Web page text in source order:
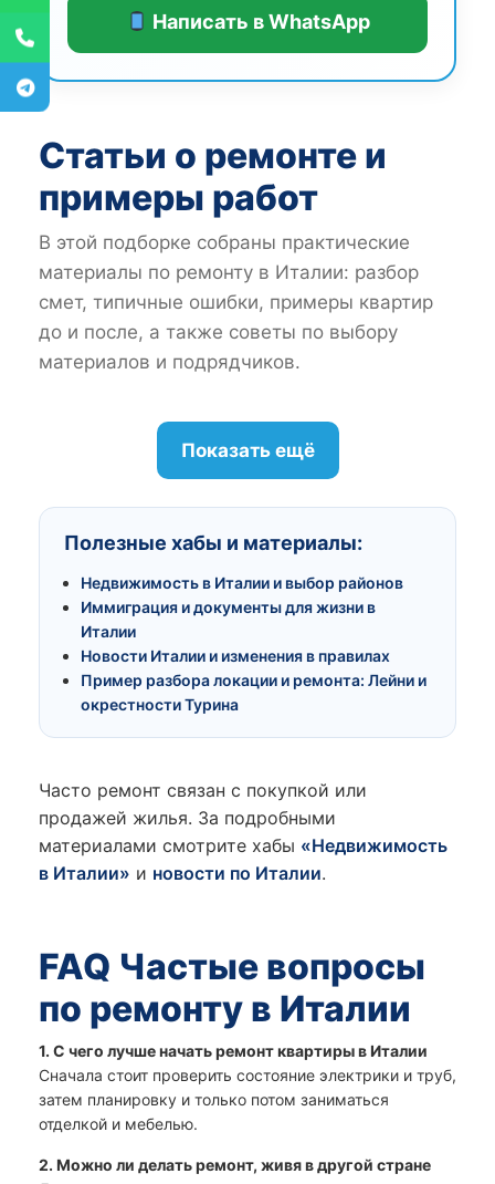
Написать в WhatsApp
Статьи о ремонте и
примеры работ
В этой подборке собраны практические
материалы по ремонту в Италии: разбор
смет, типичные ошибки, примеры квартир
до и после, а также советы по выбору
материалов и подрядчиков.
Показать ещё
Полезные хабы и материалы:
Недвижимость в Италии и выбор районов
Иммиграция и документы для жизни в
Италии
Новости Италии и изменения в правилах
Пример разбора локации и ремонта: Лейни и
окрестности Турина
Часто ремонт связан с покупкой или
продажей жилья. За подробными
материалами смотрите хабы «Недвижимость
в Италии» и новости по Италии.
FAQ Частые вопросы
по ремонту в Италии
1. С чего лучше начать ремонт квартиры в Италии
Сначала стоит проверить состояние электрики и труб,
затем планировку и только потом заниматься
отделкой и мебелью.
2. Можно ли делать ремонт, живя в другой стране